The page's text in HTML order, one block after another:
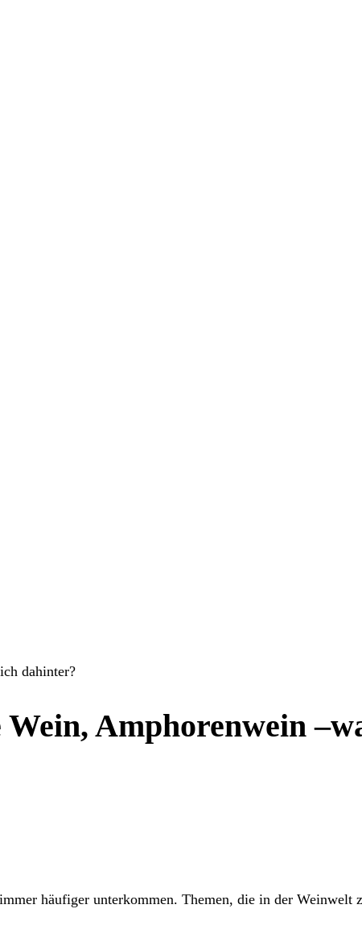
Amphorenwein
häufiger unterkommen. Themen, die in der Weinwelt